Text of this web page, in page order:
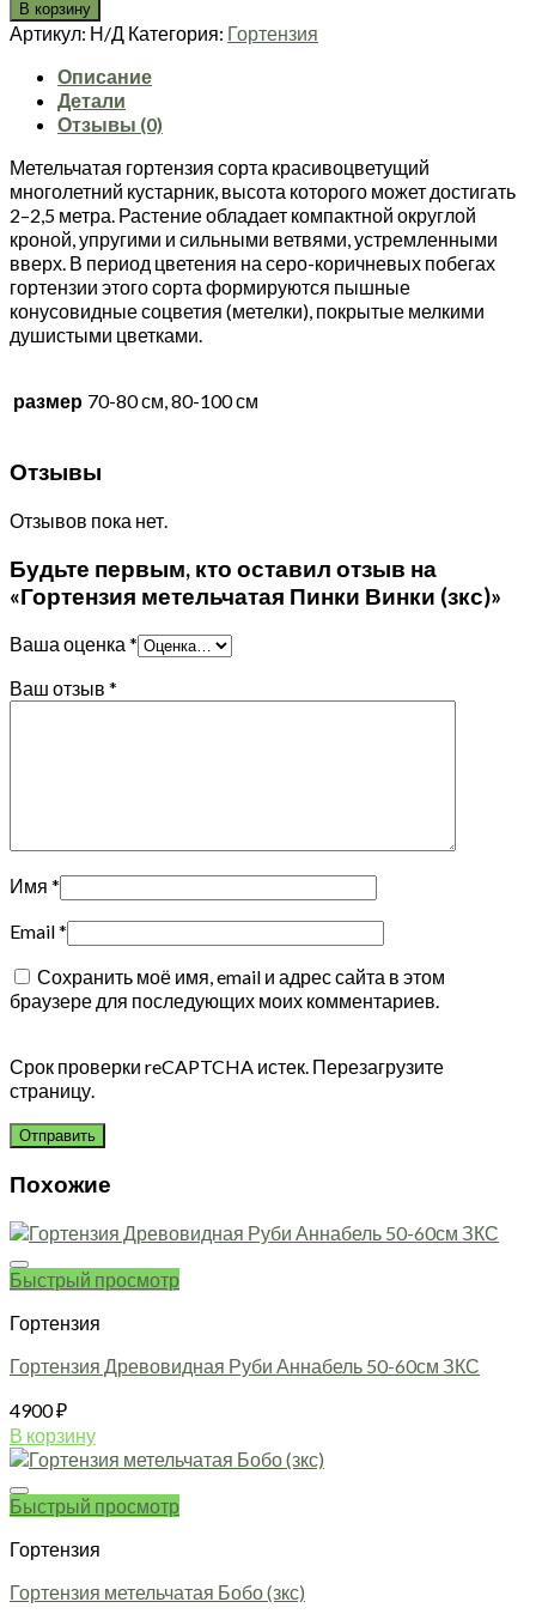
Гортензия
метельчатая
Пинки
Винки
(зкс)
В корзину
Артикул: Н/Д Категория: Гортензия
Описание
Детали
Отзывы (0)
Метельчатая гортензия сорта красивоцветущий
многолетний кустарник, высота которого может достигать
2–2,5 метра. Растение обладает компактной округлой
кроной, упругими и сильными ветвями, устремленными
вверх. В период цветения на серо-коричневых побегах
гортензии этого сорта формируются пышные
конусовидные соцветия (метелки), покрытые мелкими
душистыми цветками.
размер 70-80 см, 80-100 см
Отзывы
Отзывов пока нет.
Будьте первым, кто оставил отзыв на
«Гортензия метельчатая Пинки Винки (зкс)»
Ваша оценка *
Ваш отзыв *
Имя *
Email*
Сохранить моё имя, email и адрес сайта в этом
браузере для последующих моих комментариев.
Срок проверки reCAPTCHA истек. Перезагрузите
страницу.
Похожие
Быстрый просмотр
Гортензия
Гортензия Древовидная Руби Аннабель 50-60см ЗКС
4900₽
В корзину
Быстрый просмотр
Гортензия
Гортензия метельчатая Бобо (зкс)